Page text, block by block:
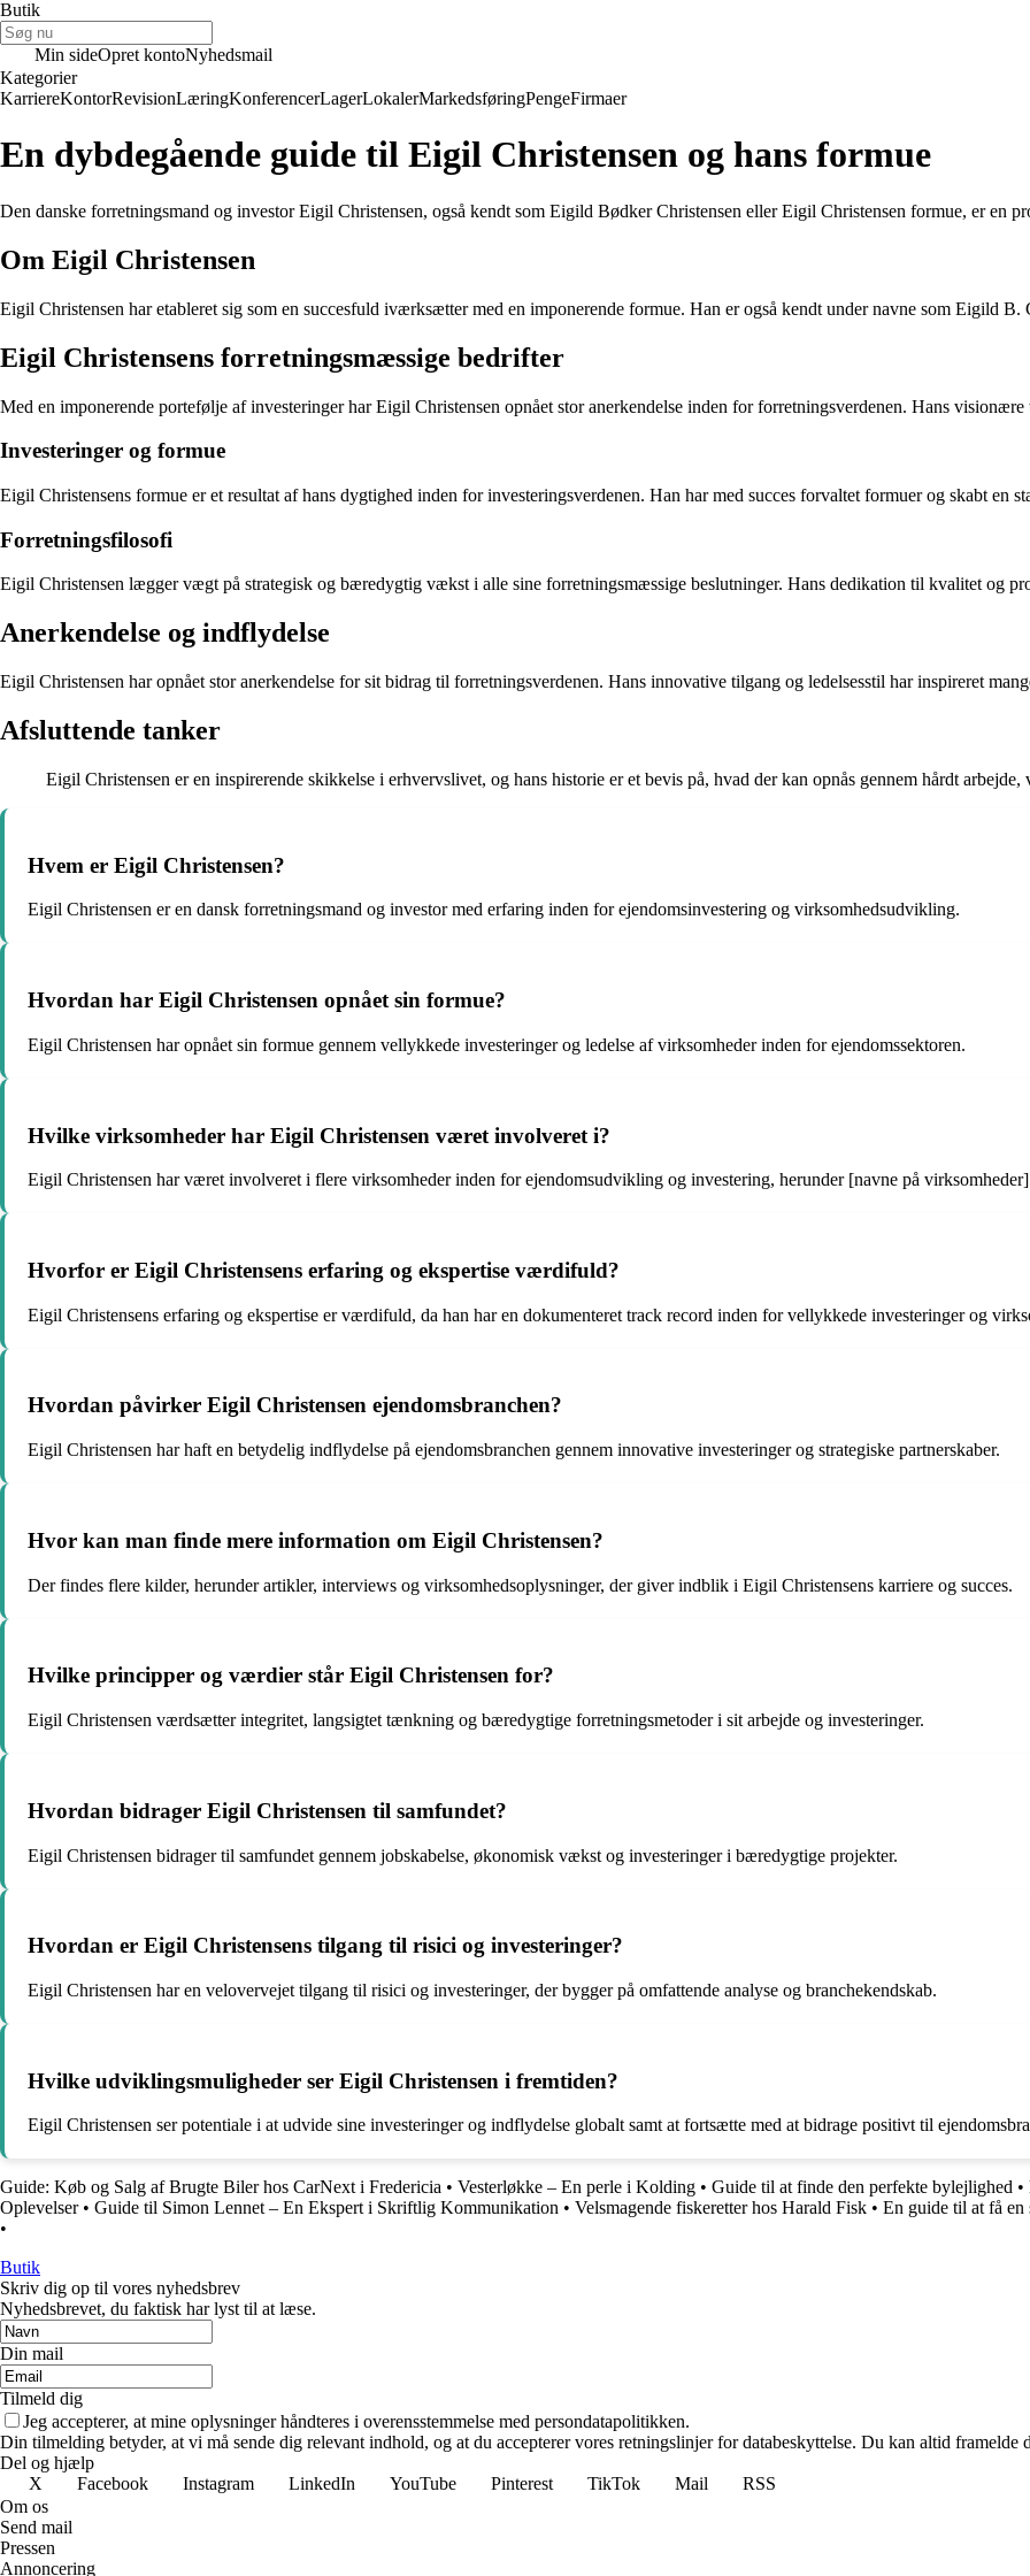
Butik
Min sideOpret kontoNyhedsmail
Kategorier
KarriereKontorRevisionLæringKonferencerLagerLokalerMarkedsføringPengeFirmaer
En dybdegående guide til Eigil Christensen og hans formue
Den danske forretningsmand og investor Eigil Christensen, også kendt som Eigild Bødker Christensen eller Eigil Christensen formue, er en
Om Eigil Christensen
Eigil Christensen har etableret sig som en succesfuld iværksætter med en imponerende formue. Han er også kendt under navne som Eigild
Eigil Christensens forretningsmæssige bedrifter
Med en imponerende portefølje af investeringer har Eigil Christensen opnået stor anerkendelse inden for forretningsverdenen. Hans
Investeringer og formue
Eigil Christensens formue er et resultat af hans dygtighed inden for investeringsverdenen. Han har med succes forvaltet formuer og skabt en
Forretningsfilosofi
Eigil Christensen lægger vægt på strategisk og bæredygtig vækst i alle sine forretningsmæssige beslutninger. Hans dedikation til kvalitet og
Anerkendelse og indflydelse
Eigil Christensen har opnået stor anerkendelse for sit bidrag til forretningsverdenen. Hans innovative tilgang og ledelsesstil har inspireret
Afsluttende tanker
Eigil Christensen er en inspirerende skikkelse i erhvervslivet, og hans historie er et bevis på, hvad der kan opnås gennem hårdt
Hvem er Eigil Christensen?
Eigil Christensen er en dansk forretningsmand og investor med erfaring inden for ejendomsinvestering og virksomhedsudvikling.
Hvordan har Eigil Christensen opnået sin formue?
Eigil Christensen har opnået sin formue gennem vellykkede investeringer og ledelse af virksomheder inden for ejendomssektoren.
Hvilke virksomheder har Eigil Christensen været involveret i?
Eigil Christensen har været involveret i flere virksomheder inden for ejendomsudvikling og investering, herunder [navne på
Hvorfor er Eigil Christensens erfaring og ekspertise værdifuld?
Eigil Christensens erfaring og ekspertise er værdifuld, da han har en dokumenteret track record inden for vellykkede investeringer og
Hvordan påvirker Eigil Christensen ejendomsbranchen?
Eigil Christensen har haft en betydelig indflydelse på ejendomsbranchen gennem innovative investeringer og strategiske partnerskaber.
Hvor kan man finde mere information om Eigil Christensen?
Der findes flere kilder, herunder artikler, interviews og virksomhedsoplysninger, der giver indblik i Eigil Christensens karriere og succes.
Hvilke principper og værdier står Eigil Christensen for?
Eigil Christensen værdsætter integritet, langsigtet tænkning og bæredygtige forretningsmetoder i sit arbejde og investeringer.
Hvordan bidrager Eigil Christensen til samfundet?
Eigil Christensen bidrager til samfundet gennem jobskabelse, økonomisk vækst og investeringer i bæredygtige projekter.
Hvordan er Eigil Christensens tilgang til risici og investeringer?
Eigil Christensen har en velovervejet tilgang til risici og investeringer, der bygger på omfattende analyse og branchekendskab.
Hvilke udviklingsmuligheder ser Eigil Christensen i fremtiden?
Eigil Christensen ser potentiale i at udvide sine investeringer og indflydelse globalt samt at fortsætte med at bidrage positivt til
Guide: Køb og Salg af Brugte Biler hos CarNext i Fredericia • Vesterløkke – En perle i Kolding • Guide til at finde den perfekte bylejlighed •
Oplevelser• Guide til Simon Lennet – En Ekspert i Skriftlig Kommunikation • Velsmagende fiskeretter hos Harald Fisk • En guide til at få
•
Butik
Skriv dig op til vores nyhedsbrev
Nyhedsbrevet, du faktisk har lyst til at læse.
Din mail
Tilmeld dig
Jeg accepterer, at mine oplysninger håndteres i overensstemmelse med persondatapolitikken.
Din tilmelding betyder, at vi må sende dig relevant indhold, og at du accepterer vores retningslinjer for databeskyttelse. Du kan altid framelde
Del og hjælp
X
Facebook Instagram LinkedIn YouTube Pinterest TikTok Mail
RSS
Om os
Send mail
Pressen
Annoncering